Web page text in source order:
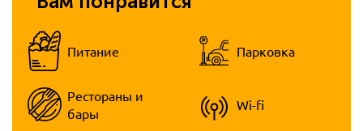
Питание Парковка
Рестораны и
бары
Wi-fi